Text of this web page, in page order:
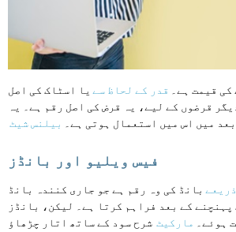
قیمت ہے۔ قدر کے لحاظ سے یا اسٹاک کی اصل
قرضوں کے لیے، یہ قرض کی اصل رقم ہے۔ یہ
میں اس میں استعمال ہوتی ہے۔
بیلنس شیٹ
فیس ویلیو اور بانڈز
بانڈ کی وہ رقم ہے جو جاری کنندہ بانڈ
پہنچنے کے بعد فراہم کرتا ہے۔ لیکن، بانڈز
ہوئے۔ مارکیٹ شرح سود کے ساتھ اتار چڑھاؤ